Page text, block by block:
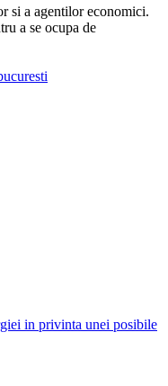
si a agentilor economici.
a se ocupa de
in privinta unei posibile